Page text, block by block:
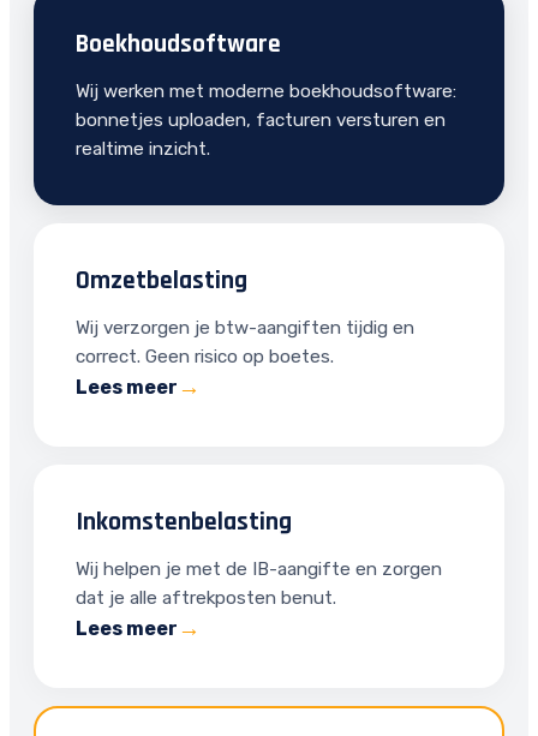
Boekhoudsoftware
Wij werken met moderne boekhoudsoftware:
bonnetjes uploaden, facturen versturen en
realtime inzicht.
Omzetbelasting
Wij verzorgen je btw-aangiften tijdig en
correct. Geen risico op boetes.
Lees meer
Inkomstenbelasting
Wij helpen je met de IB-aangifte en zorgen
dat je alle aftrekposten benut.
Lees meer